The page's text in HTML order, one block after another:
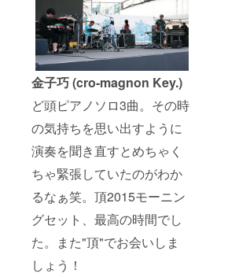
金子巧 (cro-magnon Key.)
ど頭ピアノソロ3曲。その時
の気持ちを思い出すように
演奏を聞き直すとめちゃく
ちゃ緊張していたのがわか
るなぁ笑。頂2015モーニン
グセット、最高の時間でし
た。また"頂"でお会いしま
しょう！